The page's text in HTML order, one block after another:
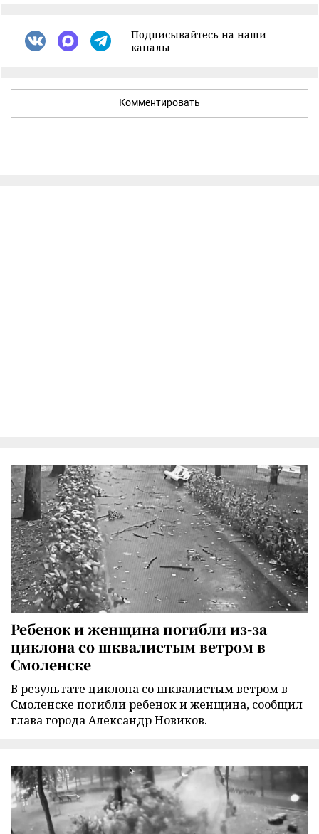
Подписывайтесь на наши
каналы
Комментировать
Ребенок и женщина погибли из-за
циклона со шквалистым ветром в
Смоленске
В результате циклона со шквалистым ветром в
Смоленске погибли ребенок и женщина, сообщил
глава города Александр Новиков.